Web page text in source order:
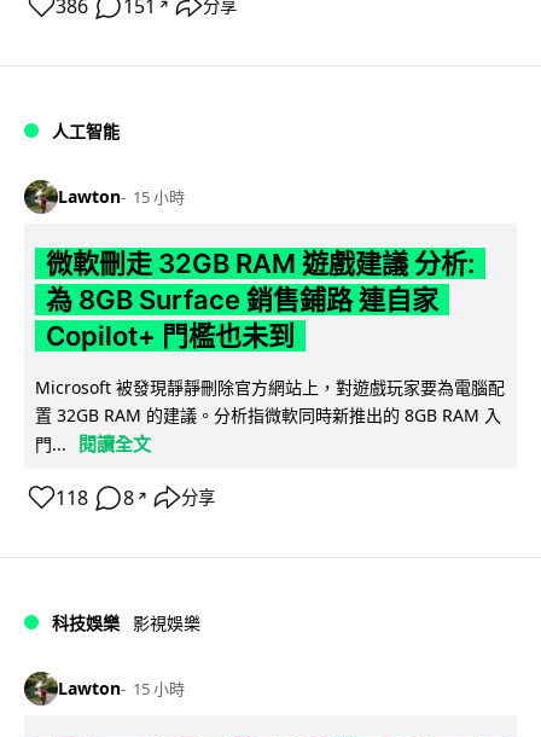
386 151 ↗ 分享
人工智能
Lawton 15 小時
微軟刪走 32GB RAM 遊戲建議 分析:
為 8GB Surface 銷售鋪路 連自家
Copilot+ 門檻也未到
Microsoft 被發現靜靜刪除官方網站上，對遊戲玩家要為電腦配
置 32GB RAM 的建議。分析指微軟同時新推出的 8GB RAM 入
門...
閱讀全文
118 8 ↗ 分享
科技娛樂 影視娛樂
Lawton 15 小時